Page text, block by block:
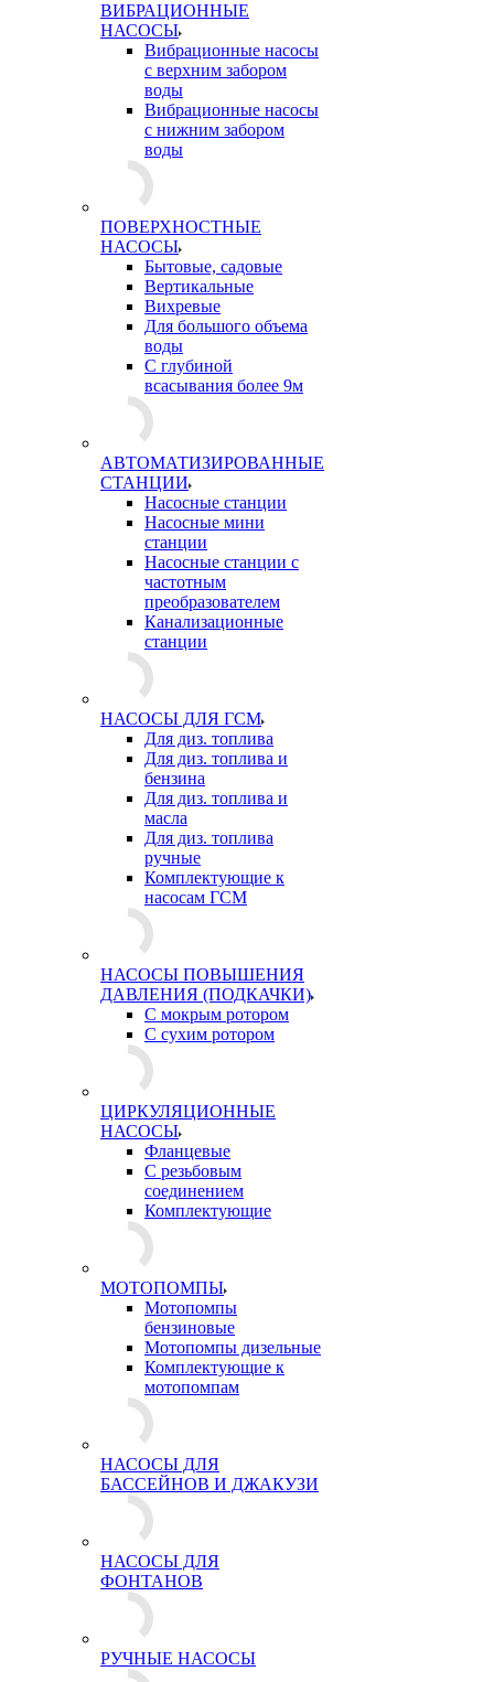
ВИБРАЦИОННЫЕ
НАСОСЫ
Вибрационные насосы
с верхним забором
воды
Вибрационные насосы
с нижним забором
воды
ПОВЕРХНОСТНЫЕ
НАСОСЫ
Бытовые, садовые
Вертикальные
Вихревые
Для большого объема
воды
С глубиной
всасывания более 9м
АВТОМАТИЗИРОВАННЫЕ
СТАНЦИИ
Насосные станции
Насосные мини
станции
Насосные станции с
частотным
преобразователем
Канализационные
станции
НАСОСЫ ДЛЯ ГСМ
Для диз. топлива
Для диз. топлива и
бензина
Для диз. топлива и
масла
Для диз. топлива
ручные
Комплектующие к
насосам ГСМ
НАСОСЫ ПОВЫШЕНИЯ
ДАВЛЕНИЯ (ПОДКАЧКИ)
С мокрым ротором
С сухим ротором
ЦИРКУЛЯЦИОННЫЕ
НАСОСЫ
Фланцевые
С резьбовым
соединением
Комплектующие
МОТОПОМПЫ
Мотопомпы
бензиновые
Мотопомпы дизельные
Комплектующие к
мотопомпам
НАСОСЫ ДЛЯ
БАССЕЙНОВ И ДЖАКУЗИ
НАСОСЫ ДЛЯ
ФОНТАНОВ
РУЧНЫЕ НАСОСЫ